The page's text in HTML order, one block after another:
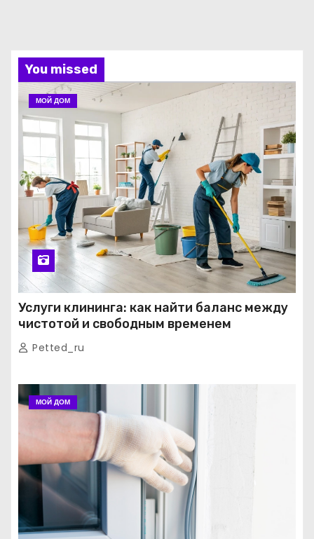
You missed
МОЙ ДОМ
Услуги клининга: как найти баланс между
чистотой и свободным временем
Petted_ru
МОЙ ДОМ